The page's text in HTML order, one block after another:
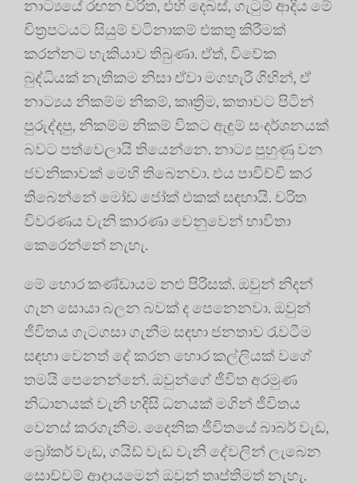
නාට්‍යයේ රඟන චරිත, එහි දෙබස්, ගැටුම් ආදිය මේ
චිත්‍රපටයට සියුම් වටිනාකම් එකතු කිරීමක්
කරන්නට හැකියාව තිබුණා. ඒත්, විවේක
බුද්ධියක් නැතිකම නිසා ඒවා මගහැරී ගිහින්, ඒ
නාට්‍යය නිකම්ම නිකම්, කෘත්‍රිම, කතාවට පිටින්
පුරුද්දපු, නිකම්ම නිකම් විකට ඇඳුම් සංදර්ශනයක්
බවට පත්වෙලායි තියෙන්නෙ. නාට්‍ය පුහුණු වන
ජවනිකාවක් මෙහි තිබෙනවා. එය පාවිච්චි කර
තිබෙන්නේ මෝඩ ජෝක් එකක් සඳහායි. චරිත
විවරණය වැනි කාරණා වෙනුවෙන් භාවිතා
කෙරෙන්නේ නැහැ.
මේ හොර කණ්ඩායම නළු පිරිසක්. ඔවුන් නිදන්
ගැන සොයා බලන බවක් ද පෙනෙනවා. ඔවුන්
ජීවිතය ගැටගසා ගැනීම සඳහා ජනතාව රැවටීම
සඳහා වෙනත් දේ කරන හොර කල්ලියක් වගේ
තමයි පෙනෙන්නේ. ඔවුන්ගේ ජීවිත අරමුණ
නිධානයක් වැනි හදිසි ධනයක් මගින් ජීවිතය
වෙනස් කරගැනීම. දෛනික ජීවිතයේ බාබර් වැඩ,
බ්‍රෝකර් වැඩ, ගයිඩ් වැඩ වැනි දේවලින් ලැබෙන
සොච්චම් ආදායමෙන් ඔවුන් තෘප්තිමත් නැහැ.